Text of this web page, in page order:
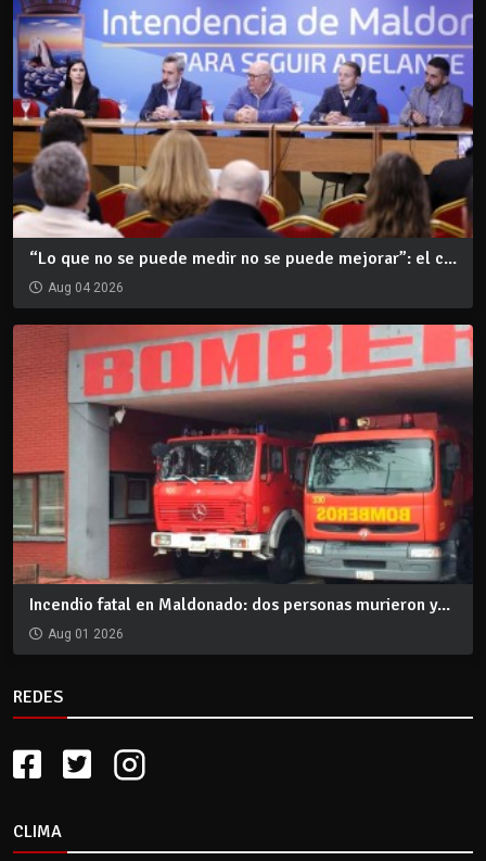
“Lo que no se puede medir no se puede mejorar”: el c...
Aug 04 2026
Incendio fatal en Maldonado: dos personas murieron y...
Aug 01 2026
REDES
CLIMA